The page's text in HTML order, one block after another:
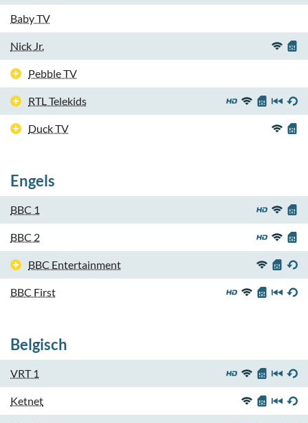
Baby TV
Nick Jr.
Pebble TV
RTL Telekids
Duck TV
Engels
BBC 1
BBC 2
BBC Entertainment
BBC First
Belgisch
VRT 1
Ketnet